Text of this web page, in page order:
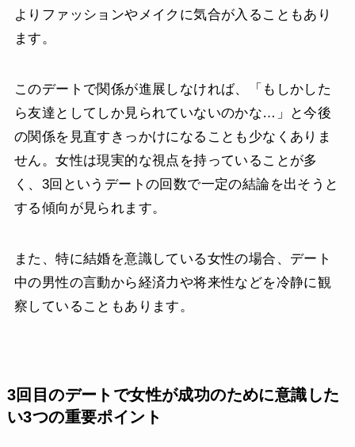
よりファッションやメイクに気合が入ることもあり
ます。
このデートで関係が進展しなければ、「もしかした
ら友達としてしか見られていないのかな…」と今後
の関係を見直すきっかけになることも少なくありま
せん。女性は現実的な視点を持っていることが多
く、3回というデートの回数で一定の結論を出そうと
する傾向が見られます。
また、特に結婚を意識している女性の場合、デート
中の男性の言動から経済力や将来性などを冷静に観
察していることもあります。
3回目のデートで女性が成功のために意識した
い3つの重要ポイント